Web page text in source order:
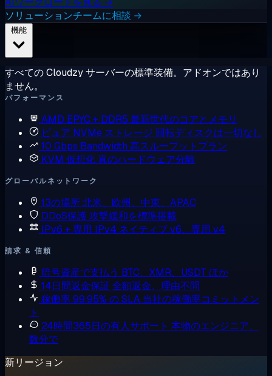
ソリューションチームに相談 →
すべての Cloudzy サーバーの標準装備。アドオンではあり
ません。
パフォーマンス
AMD EPYC + DDR5 最新世代のコアとメモリ
ピュア NVMe ストレージ 回転ディスクは一切なし
10 Gbps Bandwidth 高スループットプラン
KVM 仮想化真のハードウェア分離
グローバルネットワーク
13の場所北米、欧州、中東、APAC
DDoS保護攻撃緩和を標準搭載
IPv6 + 専用 IPv4 ネイティブ v6、専用 v4
請求 & 信頼
暗号資産で支払う BTC、XMR、USDT ほか
14日間返金保証 全額返金、理由不問
稼働率 99.95% の SLA 当社の稼働率コミットメン
ト
24時間365日の有人サポート 本物のエンジニア、
数分で
新リージョン